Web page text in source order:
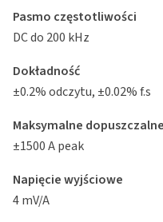
Pasmo częstotliwości
DC do 200 kHz
Dokładność
±0.2% odczytu, ±0.02% f.s
Maksymalne
±1500 A peak
Napięcie wyjściowe
4 mV/A